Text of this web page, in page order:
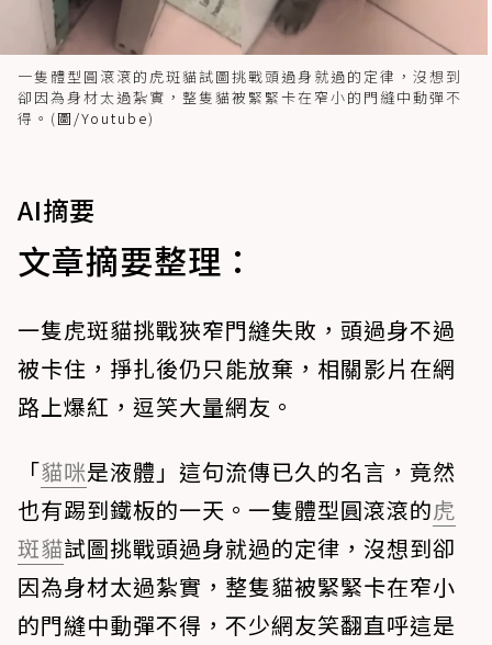
一隻體型圓滾滾的虎斑貓試圖挑戰頭過身就過的定律，沒想到
卻因為身材太過紮實，整隻貓被緊緊卡在窄小的門縫中動彈不
得。(圖/Youtube)
AI摘要
文章摘要整理：
一隻虎斑貓挑戰狹窄門縫失敗，頭過身不過
被卡住，掙扎後仍只能放棄，相關影片在網
路上爆紅，逗笑大量網友。
「貓咪是液體」這句流傳已久的名言，竟然
也有踢到鐵板的一天。一隻體型圓滾滾的虎
斑貓試圖挑戰頭過身就過的定律，沒想到卻
因為身材太過紮實，整隻貓被緊緊卡在窄小
的門縫中動彈不得，不少網友笑翻直呼這是